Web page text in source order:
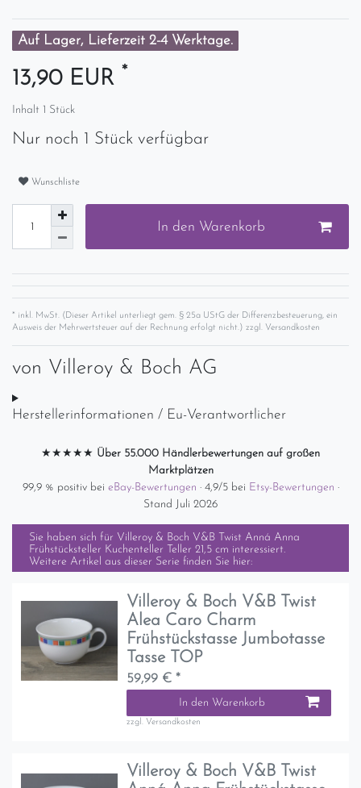
Auf Lager, Lieferzeit 2-4 Werktage.
13,90 EUR *
Inhalt 1 Stück
Nur noch 1 Stück verfügbar
Wunschliste
In den Warenkorb
* inkl. MwSt. (Dieser Artikel unterliegt gem. § 25a UStG der Differenzbesteuerung, ein
Ausweis der Mehrwertsteuer auf der Rechnung erfolgt nicht.) zzgl. Versandkosten
von Villeroy & Boch AG
Herstellerinformationen / Eu-Verantwortlicher
★★★★★ Über 55.000 Händlerbewertungen auf großen
Marktplätzen
99,9 % positiv bei eBay-Bewertungen · 4,9/5 bei Etsy-Bewertungen ·
Stand Juli 2026
Sie haben sich für Villeroy & Boch V&B Twist Anná Anna
Frühstücksteller Kuchenteller Teller 21,5 cm interessiert.
Weitere Artikel aus dieser Serie finden Sie hier:
Villeroy & Boch V&B Twist
Alea Caro Charm
Frühstückstasse Jumbotasse
Tasse TOP
59,99 € *
In den Warenkorb
zzgl. Versandkosten
Villeroy & Boch V&B Twist